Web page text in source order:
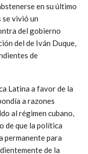
en su último
se vivió un
del gobierno
del de Iván Duque,
de
Latina a favor de la
a razones
al régimen cubano,
de que la política
permanente para
de la